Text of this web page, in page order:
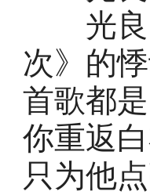
光良
次》的
首歌都
你重返
只为他